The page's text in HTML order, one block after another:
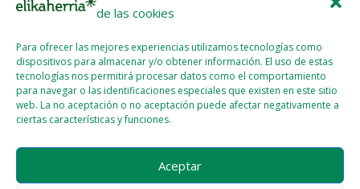
de las cookies
Para ofrecer las mejores experiencias utilizamos tecnologías como
dispositivos para almacenar y/o obtener información. El uso de estas
tecnologías nos permitirá procesar datos como el comportamiento
para navegar o las identificaciones especiales que existen en este sitio
web. La no aceptación o no aceptación puede afectar negativamente a
ciertas características y funciones.
Aceptar
Nota de prensa: ¡UE-Mercosur Stop!
WEBMASTER